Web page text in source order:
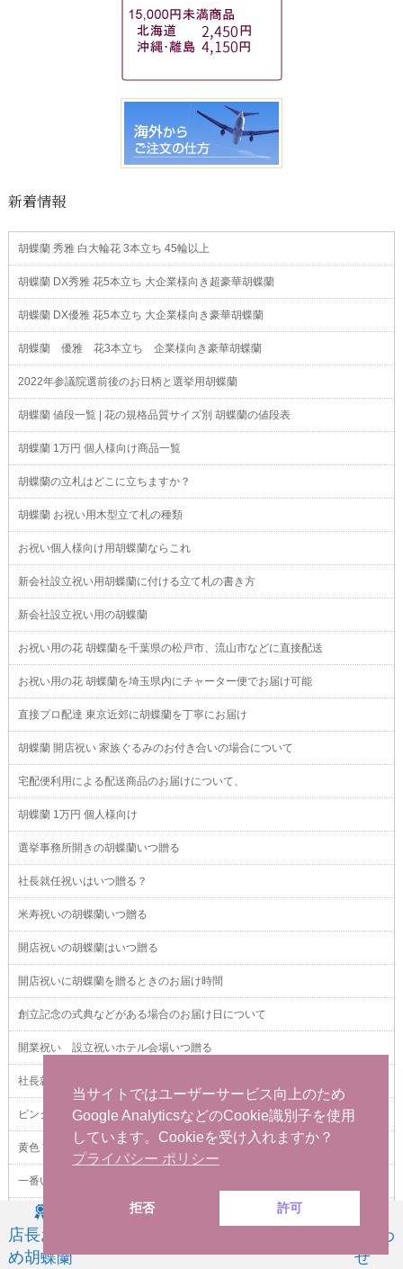
新着情報
胡蝶蘭 秀雅 白大輪花 3本立ち 45輪以上
胡蝶蘭 DX秀雅 花5本立ち 大企業様向き超豪華胡蝶蘭
胡蝶蘭 DX優雅 花5本立ち 大企業様向き豪華胡蝶蘭
胡蝶蘭 優雅 花3本立ち 企業様向き豪華胡蝶蘭
2022年参議院選前後のお日柄と選挙用胡蝶蘭
胡蝶蘭 値段一覧 | 花の規格品質サイズ別 胡蝶蘭の値段表
胡蝶蘭 1万円 個人様向け商品一覧
胡蝶蘭の立札はどこに立ちますか？
胡蝶蘭 お祝い用木型立て札の種類
お祝い個人様向け用胡蝶蘭ならこれ
新会社設立祝い用胡蝶蘭に付ける立て札の書き方
新会社設立祝い用の胡蝶蘭
お祝い用の花 胡蝶蘭を千葉県の松戸市、流山市などに直接配送
お祝い用の花 胡蝶蘭を埼玉県内にチャーター便でお届け可能
直接プロ配達 東京近郊に胡蝶蘭を丁寧にお届け
胡蝶蘭 開店祝い 家族ぐるみのお付き合いの場合について
宅配便利用による配送商品のお届けについて、
胡蝶蘭 1万円 個人様向け
選挙事務所開きの胡蝶蘭いつ贈る
社長就任祝いはいつ贈る？
米寿祝いの胡蝶蘭いつ贈る
開店祝いの胡蝶蘭はいつ贈る
開店祝いに胡蝶蘭を贈るときのお届け時間
創立記念の式典などがある場合のお届け日について
開業祝い 設立祝いホテル会場いつ贈る
社長就任祝いと会長就任祝いを同時に贈る
ピンク色で大輪のおすすめ胡蝶蘭
黄色 胡蝶蘭 3本立ち
一番いい胡蝶蘭 VIP用の花３本立ち最上級品
予算３万円のお祝い用胡蝶蘭 鳳凰 竹
店長お薦
め胡蝶蘭
問い合わ
せ
当サイトではユーザーサービス向上のため
Google AnalyticsなどのCookie識別子を使用
しています。Cookieを受け入れますか？
プライバシー ポリシー
拒否 許可